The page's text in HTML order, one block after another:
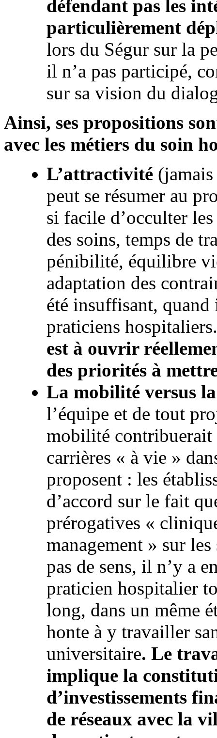
défendant pas les
particulièrement
lors du Ségur sur la
il n’a pas participé,
sur sa vision du
Ainsi, ses propositions
avec les métiers du soin
L’attractivité
peut se résumer au
si facile d’occulter
des soins, temps de
pénibilité, équilibre
adaptation des
été insuffisant, quand
praticiens
est à ouvrir
des priorités à
La mobilité versus
l’équipe et de tout
mobilité contribuerait
carrières « à vie »
proposent : les
d’accord sur le fait
prérogatives «
management » sur
pas de sens, il n’y a
praticien hospitalier
long, dans un même
honte à y travailler
universitaire. Le
implique la
d’investissements
de réseaux avec la